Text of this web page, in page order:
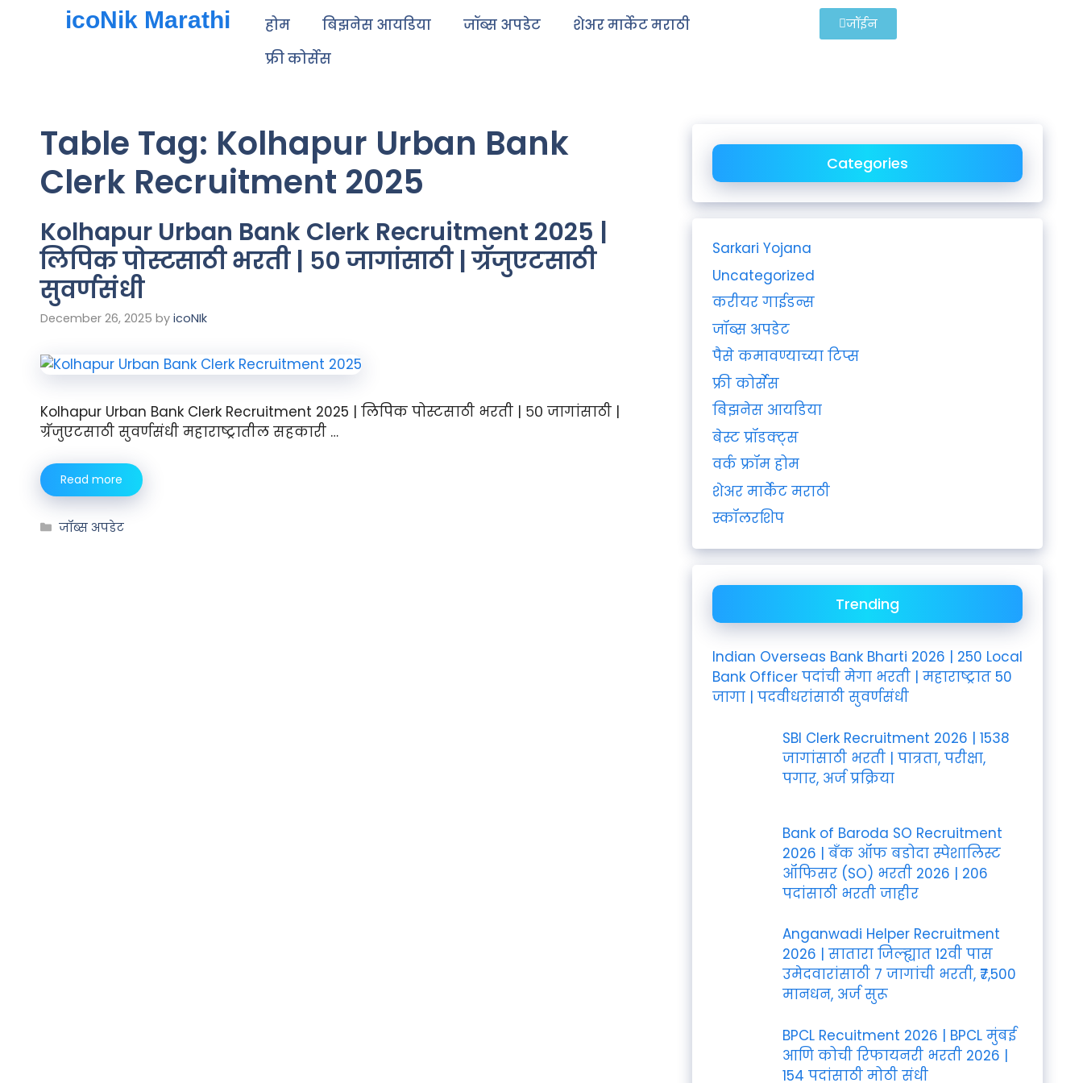
icoNik Marathi होम बिझनेस आयडिया जॉब्स अपडेट
शेअर मार्केट मराठी
फ्री कोर्सेस
जॉईन
Table Tag: Kolhapur Urban Bank
Clerk Recruitment 2025
Kolhapur Urban Bank Clerk Recruitment 2025 |
लिपिक पोस्टसाठी भरती | ५० जागांसाठी | ग्रॅजुएटसाठी
सुवर्णसंधी
December 26, 2025 by icoNIk
Kolhapur Urban Bank Clerk Recruitment 2025 | लिपिक पोस्टसाठी भरती | ५० जागांसाठी |
ग्रॅजुएटसाठी सुवर्णसंधी महाराष्ट्रातील सहकारी …
Read more
जॉब्स अपडेट
Categories
Sarkari Yojana
Uncategorized
करीयर गाईडन्स
जॉब्स अपडेट
पैसे कमावण्याच्या टिप्स
फ्री कोर्सेस
बिझनेस आयडिया
बेस्ट प्रॉडक्ट्स
वर्क फ्रॉम होम
शेअर मार्केट मराठी
स्कॉलरशिप
Trending
Indian Overseas Bank Bharti 2026 | 250 Local
Bank Officer पदांची मेगा भरती | महाराष्ट्रात 50
जागा | पदवीधरांसाठी सुवर्णसंधी
SBI Clerk Recruitment 2026 | 1538
जागांसाठी भरती | पात्रता, परीक्षा,
पगार, अर्ज प्रक्रिया
Bank of Baroda SO Recruitment
2026 | बँक ऑफ बडोदा स्पेशालिस्ट
ऑफिसर (SO) भरती 2026 | 206
पदांसाठी भरती जाहीर
Anganwadi Helper Recruitment
2026 | सातारा जिल्ह्यात 12वी पास
उमेदवारांसाठी 7 जागांची भरती, ₹7,500
मानधन, अर्ज सुरू
BPCL Recuitment 2026 | BPCL मुंबई
आणि कोची रिफायनरी भरती 2026 |
154 पदांसाठी मोठी संधी